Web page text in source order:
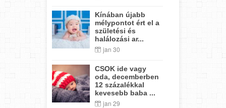
Kínában újabb
mélypontot ért el a
születési és
halálozási ar...
jan 30
CSOK ide vagy
oda, decemberben
12 százalékkal
kevesebb baba ...
jan 29